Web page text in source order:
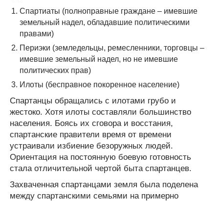
Спартиаты (полноправные граждане – имевшие
земельный надел, обладавшие политическими
правами)
Периэки (земледельцы, ремесленники, торговцы –
имевшие земельный надел, но не имевшие
политических прав)
Илоты (бесправное покоренное население)
Спартанцы обращались с илотами грубо и
жестоко. Хотя илоты составляли большинство
населения. Боясь их сговора и восстания,
спартанские правители время от времени
устраивали избиение безоружных людей.
Ориентация на постоянную боевую готовность
стала отличительной чертой быта спартанцев.
Захваченная спартанцами земля была поделена
между спартанскими семьями на примерно